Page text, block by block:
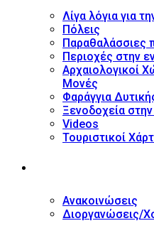
Λίγα λόγια για
Πόλεις
Παραθαλάσσιες
Περιοχές στην
Αρχαιολογικοί
Μονές
Φαράγγια
Ξενοδοχεία
Videos
Τουριστικοί
Ανακοινώσεις
Διοργανώσεις/